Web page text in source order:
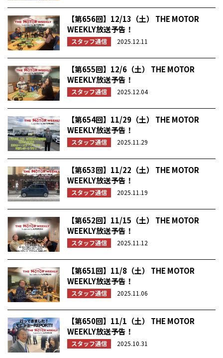
【第656回】12/13（土） THE MOTOR
WEEKLY放送予告！
スタッフ通信 2025.12.11
【第655回】12/6（土） THE MOTOR
WEEKLY放送予告！
スタッフ通信 2025.12.04
【第654回】11/29（土） THE MOTOR
WEEKLY放送予告！
スタッフ通信 2025.11.29
【第653回】11/22（土） THE MOTOR
WEEKLY放送予告！
スタッフ通信 2025.11.19
【第652回】11/15（土） THE MOTOR
WEEKLY放送予告！
スタッフ通信 2025.11.12
【第651回】11/8（土） THE MOTOR
WEEKLY放送予告！
スタッフ通信 2025.11.06
【第650回】11/1（土） THE MOTOR
WEEKLY放送予告！
スタッフ通信 2025.10.31